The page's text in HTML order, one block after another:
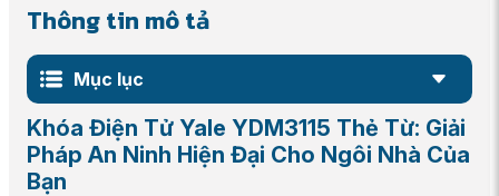
Thông tin mô tả
Mục lục
Khóa Điện Tử Yale YDM3115 Thẻ Từ: Giải
Pháp An Ninh Hiện Đại Cho Ngôi Nhà Của
Bạn